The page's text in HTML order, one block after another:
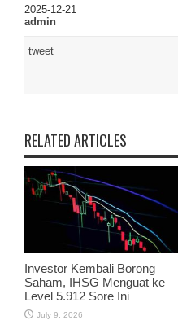
2025-12-21
admin
tweet
RELATED ARTICLES
Investor Kembali Borong
Saham, IHSG Menguat ke
Level 5.912 Sore Ini
July 9, 2026